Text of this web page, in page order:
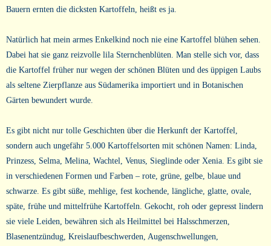
Bauern ernten die dicksten Kartoffeln, heißt es ja.
Natürlich hat mein armes Enkelkind noch nie eine Kartoffel blühen sehen.
Dabei hat sie ganz reizvolle lila Sternchenblüten. Man stelle sich vor, dass
die Kartoffel früher nur wegen der schönen Blüten und des üppigen Laubs
als seltene Zierpflanze aus Südamerika importiert und in Botanischen
Gärten bewundert wurde.
Es gibt nicht nur tolle Geschichten über die Herkunft der Kartoffel,
sondern auch ungefähr 5.000 Kartoffelsorten mit schönen Namen: Linda,
Prinzess, Selma, Melina, Wachtel, Venus, Sieglinde oder Xenia. Es gibt sie
in verschiedenen Formen und Farben – rote, grüne, gelbe, blaue und
schwarze. Es gibt süße, mehlige, fest kochende, längliche, glatte, ovale,
späte, frühe und mittelfrühe Kartoffeln. Gekocht, roh oder gepresst lindern
sie viele Leiden, bewähren sich als Heilmittel bei Halsschmerzen,
Blasenentzündug, Kreislaufbeschwerden, Augenschwellungen,